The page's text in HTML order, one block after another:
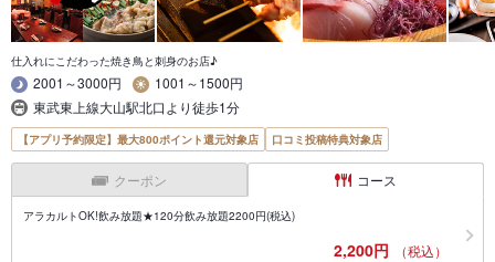
仕入れにこだわった焼き鳥と刺身のお店♪
2001～3000円
1001～1500円
東武東上線大山駅北口より徒歩1分
【アプリ予約限定】最大800ポイント還元対象店 口コミ投稿特典対象店
クーポン コース
アラカルトOK!飲み放題★120分飲み放題2200円(税込)
2,200円 （税込）